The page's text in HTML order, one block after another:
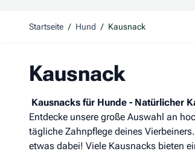
Startseite / Hund / Kausnack
Kausnack
Kausnacks für Hunde - Natürlicher
Entdecke unsere große Auswahl an
tägliche Zahnpflege deines
etwas dabei! Viele Kausnacks bieten